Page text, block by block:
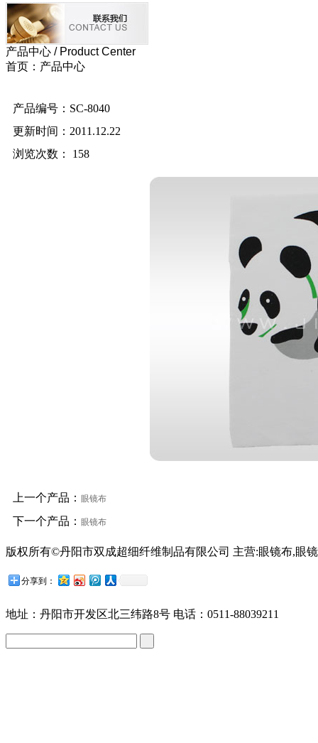
产品中心 / Product Center
首页：产品中心
产品编号：SC-8040
更新时间：2011.12.22
浏览次数： 158
上一个产品： 眼镜布
下一个产品： 眼镜布
版权所有©丹阳市双成超细纤维制品有限公司 主营:眼镜布,眼
分享到：
地址：丹阳市开发区北三纬路8号 电话：0511-88039211